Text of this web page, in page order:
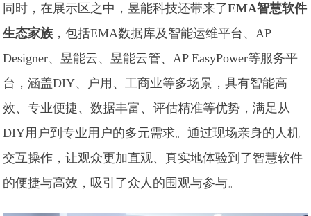
同时，在展示区之中，昱能科技还带来了EMA智慧软件
生态家族 ，包括EMA数据库及智能运维平台、AP
Designer、昱能云、昱能云管、AP EasyPower等服务平
台，涵盖DIY、户用、工商业等多场景，具有智能高
效、专业便捷、数据丰富、评估精准等优势，满足从
DIY用户到专业用户的多元需求。通过现场亲身的人机
交互操作，让观众更加直观、真实地体验到了智慧软件
的便捷与高效，吸引了众人的围观与参与。